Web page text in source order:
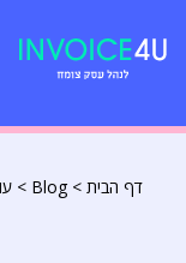
דף הבית >
Blog
>